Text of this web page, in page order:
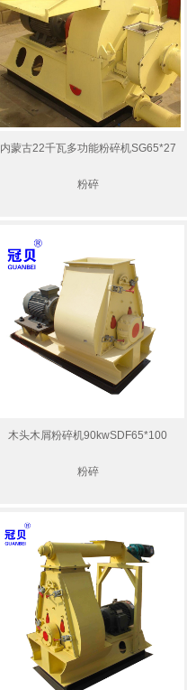
内蒙古22千瓦多功能粉碎机SG65*27
粉碎
木头木屑粉碎机90kwSDF65*100
粉碎